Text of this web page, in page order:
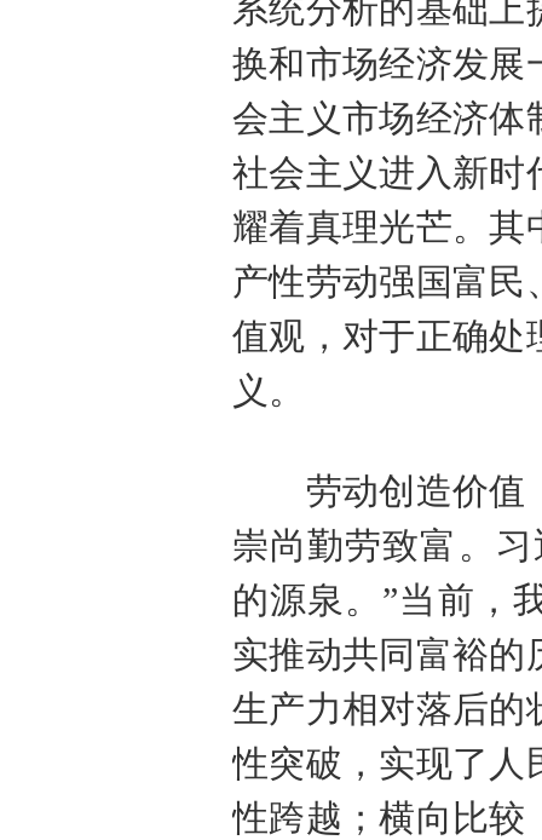
系统分析的基础上
换和市场经济发展
会主义市场经济体
社会主义进入新时
耀着真理光芒。其
产性劳动强国富民
值观，对于正确处
义。
劳动创造价值，
崇尚勤劳致富。
的源泉。”当前，
实推动共同富裕的
生产力相对落后的
性突破，实现了人
性跨越；横向比较